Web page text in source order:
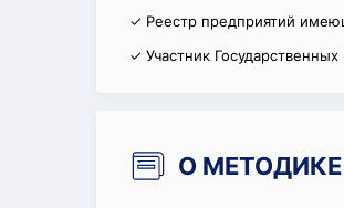
✓ Реестр предприятий
✓ Участник
О МЕТОДИКЕ